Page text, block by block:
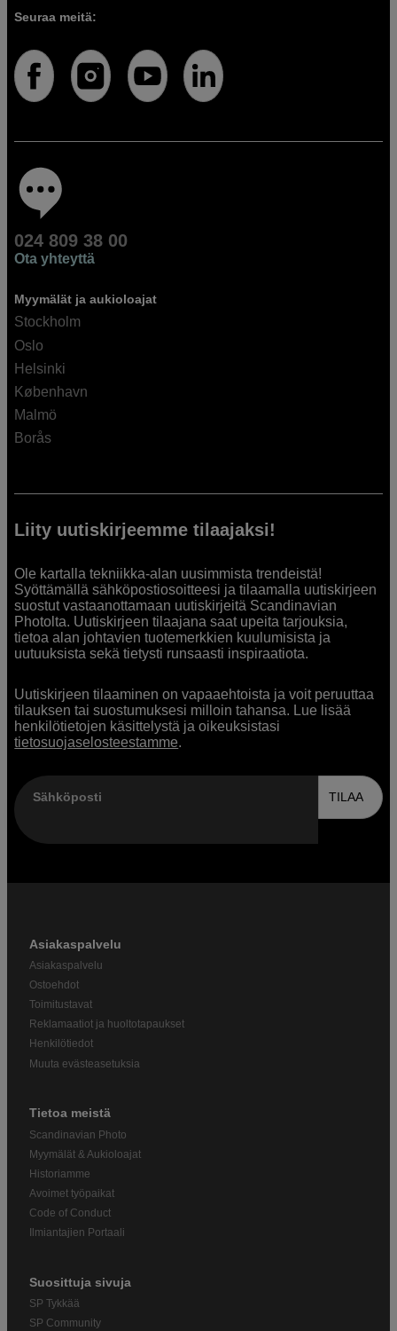
Seuraa meitä:
024 809 38 00
Ota yhteyttä
Myymälät ja aukioloajat
Stockholm
Oslo
Helsinki
København
Malmö
Borås
Liity uutiskirjeemme tilaajaksi!
Ole kartalla tekniikka-alan uusimmista trendeistä!
Syöttämällä sähköpostiosoitteesi ja tilaamalla uutiskirjeen
suostut vastaanottamaan uutiskirjeitä Scandinavian
Photolta. Uutiskirjeen tilaajana saat upeita tarjouksia,
tietoa alan johtavien tuotemerkkien kuulumisista ja
uutuuksista sekä tietysti runsaasti inspiraatiota.
Uutiskirjeen tilaaminen on vapaaehtoista ja voit peruuttaa
tilauksen tai suostumuksesi milloin tahansa. Lue lisää
henkilötietojen käsittelystä ja oikeuksistasi
tietosuojaselosteestamme.
Sähköposti TILAA
Asiakaspalvelu
Asiakaspalvelu
Ostoehdot
Toimitustavat
Reklamaatiot ja huoltotapaukset
Henkilötiedot
Muuta evästeasetuksia
Tietoa meistä
Scandinavian Photo
Myymälät & Aukioloajat
Historiamme
Avoimet työpaikat
Code of Conduct
Ilmiantajien Portaali
Suosittuja sivuja
SP Tykkää
SP Community